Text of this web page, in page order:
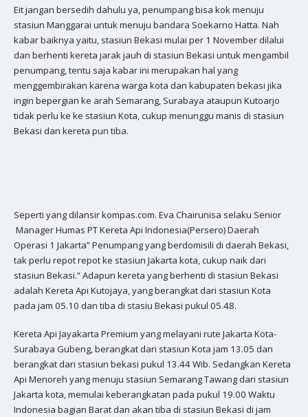
Eit jangan bersedih dahulu ya, penumpang bisa kok menuju
stasiun Manggarai untuk menuju bandara Soekarno Hatta. Nah
kabar baiknya yaitu, stasiun Bekasi mulai per 1 November dilalui
dan berhenti kereta jarak jauh di stasiun Bekasi untuk mengambil
penumpang, tentu saja kabar ini merupakan hal yang
menggembirakan karena warga kota dan kabupaten bekasi jika
ingin bepergian ke arah Semarang, Surabaya ataupun Kutoarjo
tidak perlu ke ke stasiun Kota, cukup menunggu manis di stasiun
Bekasi dan kereta pun tiba.
Seperti yang dilansir kompas.com. Eva Chairunisa selaku Senior
Manager Humas PT Kereta Api Indonesia(Persero) Daerah
Operasi 1 Jakarta” Penumpang yang berdomisili di daerah Bekasi,
tak perlu repot repot ke stasiun Jakarta kota, cukup naik dari
stasiun Bekasi.” Adapun kereta yang berhenti di stasiun Bekasi
adalah Kereta Api Kutojaya, yang berangkat dari stasiun Kota
pada jam 05.10 dan tiba di stasiu Bekasi pukul 05.48.
Kereta Api Jayakarta Premium yang melayani rute Jakarta Kota-
Surabaya Gubeng, berangkat dari stasiun Kota jam 13.05 dan
berangkat dari stasiun bekasi pukul 13.44 Wib. Sedangkan Kereta
Api Menoreh yang menuju stasiun Semarang Tawang dari stasiun
Jakarta kota, memulai keberangkatan pada pukul 19.00 Waktu
Indonesia bagian Barat dan akan tiba di stasiun Bekasi di jam